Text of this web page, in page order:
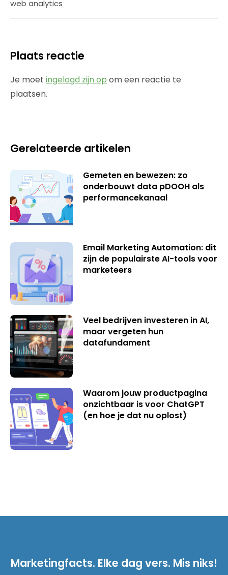
web analytics
Plaats reactie
Je moet ingelogd zijn op om een reactie te
plaatsen.
Gerelateerde artikelen
Gemeten en bewezen: zo
onderbouwt data pDOOH als
performancekanaal
Email Marketing Automation: dit
zijn de populairste AI-tools voor
marketeers
Veel bedrijven investeren in AI,
maar vergeten hun
datafundament
Waarom jouw productpagina
onzichtbaar is voor ChatGPT
(en hoe je dat nu oplost)
Marketingfacts. Elke dag vers. Mis niks!